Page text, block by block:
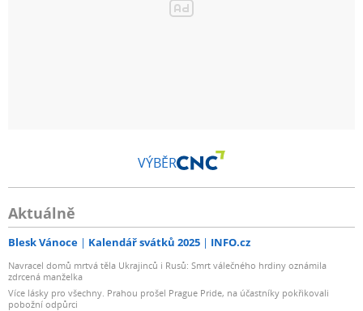
VÝBĚR
Aktuálně
Blesk Vánoce Kalendář svátků 2025 INFO.cz
Navracel domů mrtvá těla Ukrajinců i Rusů: Smrt válečného hrdiny oznámila
zdrcená manželka
Více lásky pro všechny. Prahou prošel Prague Pride, na účastníky pokřikovali
pobožní odpůrci